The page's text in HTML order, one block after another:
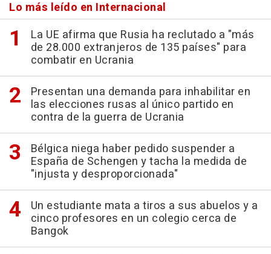
Lo más leído en Internacional
La UE afirma que Rusia ha reclutado a "más
de 28.000 extranjeros de 135 países" para
combatir en Ucrania
Presentan una demanda para inhabilitar en
las elecciones rusas al único partido en
contra de la guerra de Ucrania
Bélgica niega haber pedido suspender a
España de Schengen y tacha la medida de
"injusta y desproporcionada"
Un estudiante mata a tiros a sus abuelos y a
cinco profesores en un colegio cerca de
Bangok